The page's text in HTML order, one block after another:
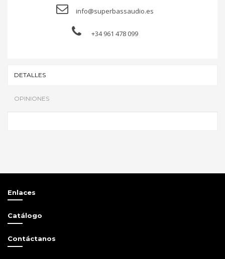
info@superbassaudio.es
+34 961 478 099
DETALLES
OPINIONES
Enlaces
Catálogo
Contáctanos